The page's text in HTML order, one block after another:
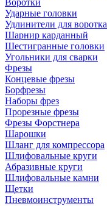
Воротки
Ударные головки
Удлинители для воротка
Шарнир карданный
Шестигранные головки
Угольники для сварки
Фрезы
Концевые фрезы
Борфрезы
Наборы фрез
Прорезные фрезы
Фрезы Форстнера
Шарошки
Шланг для компрессора
Шлифовальные круги
Абразивные круги
Шлифовальные камни
Щетки
Пневмоинструменты